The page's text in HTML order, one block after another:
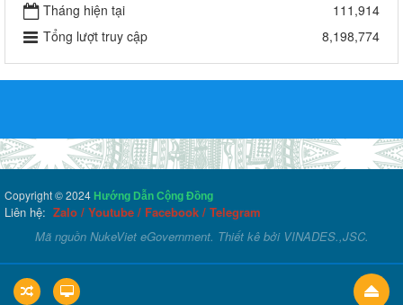
Tháng hiện tại
111,914
Tổng lượt truy cập
8,198,774
Copyright © 2024 Hướng Dẫn Cộng Đồng
Liên hệ: Zalo / Youtube / Facebook / Telegram
Mã nguồn NukeViet eGovernment. Thiết kê bởi VINADES.,JSC.